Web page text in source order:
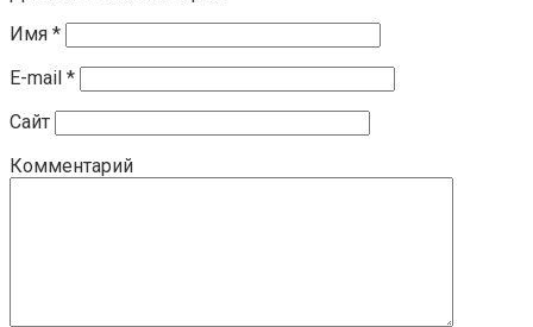
Имя *
E-mail *
Сайт
Комментарий